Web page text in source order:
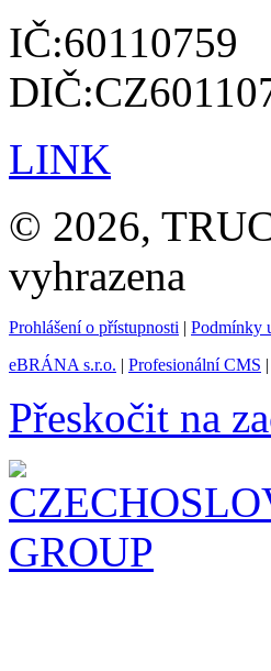
IČ:60110759
LINK
© 2026,
vyhrazena
Prohlášení o přístupnosti | Podmínky
eBRÁNA s.r.o. | Profesionální CMS |
Přeskočit na